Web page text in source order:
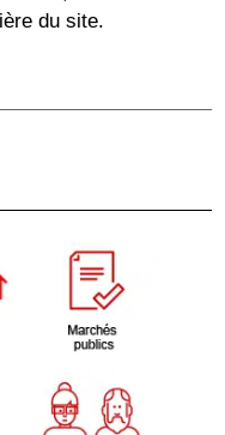
du site.